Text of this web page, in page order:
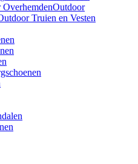
Outdoor
Truien en Vesten